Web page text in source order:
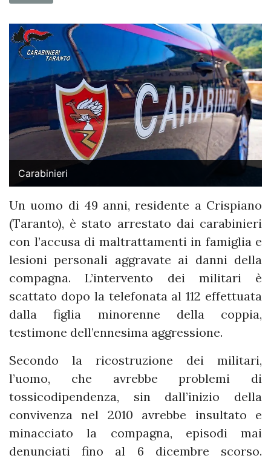
Carabinieri
Un uomo di 49 anni, residente a Crispiano
(Taranto), è stato arrestato dai carabinieri
con l’accusa di maltrattamenti in famiglia e
lesioni personali aggravate ai danni della
compagna. L’intervento dei militari è
scattato dopo la telefonata al 112 effettuata
dalla figlia minorenne della coppia,
testimone dell’ennesima aggressione.
Secondo la ricostruzione dei militari,
l’uomo, che avrebbe problemi di
tossicodipendenza, sin dall’inizio della
convivenza nel 2010 avrebbe insultato e
minacciato la compagna, episodi mai
denunciati fino al 6 dicembre scorso.